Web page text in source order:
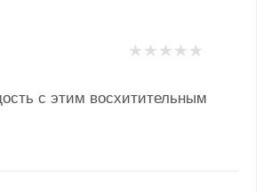
с этим восхитительным